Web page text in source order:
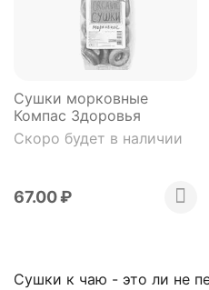
Сушки к чаю - это ли не
Сушки морковные
Компас Здоровья
Скоро будет в наличии
67.00₽